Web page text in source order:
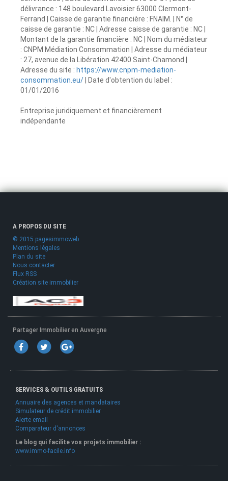
délivrance : 148 boulevard Lavoisier 63000 Clermont-
Ferrand | Caisse de garantie financière : FNAIM. | N° de
caisse de garantie : NC | Adresse caisse de garantie : NC |
Montant de la garantie financière : NC | Nom du médiateur
: CNPM Médiation Consommation | Adresse du médiateur
: 27, avenue de la Libération 42400 Saint-Chamond |
Adresse du site : https://www.cnpm-mediation-
consommation.eu/| Date d'obtention du label :
01/01/2016
Entreprise juridiquement et financièrement
indépendante
A PROPOS DU SITE
© 2015 pagesimmoweb
Mentions légales
Plan du site
Nous contacter
Flux RSS
Création site immobilier
Partager Immobilier en Auvergne
SERVICES & OUTILS GRATUITS
Annuaire des agences et mandataires
Simulateur de crédit immobilier
Alerte email
Comparateur d'annonces
Le blog qui facilite vos projets immobilier :
www.immo-facile.info